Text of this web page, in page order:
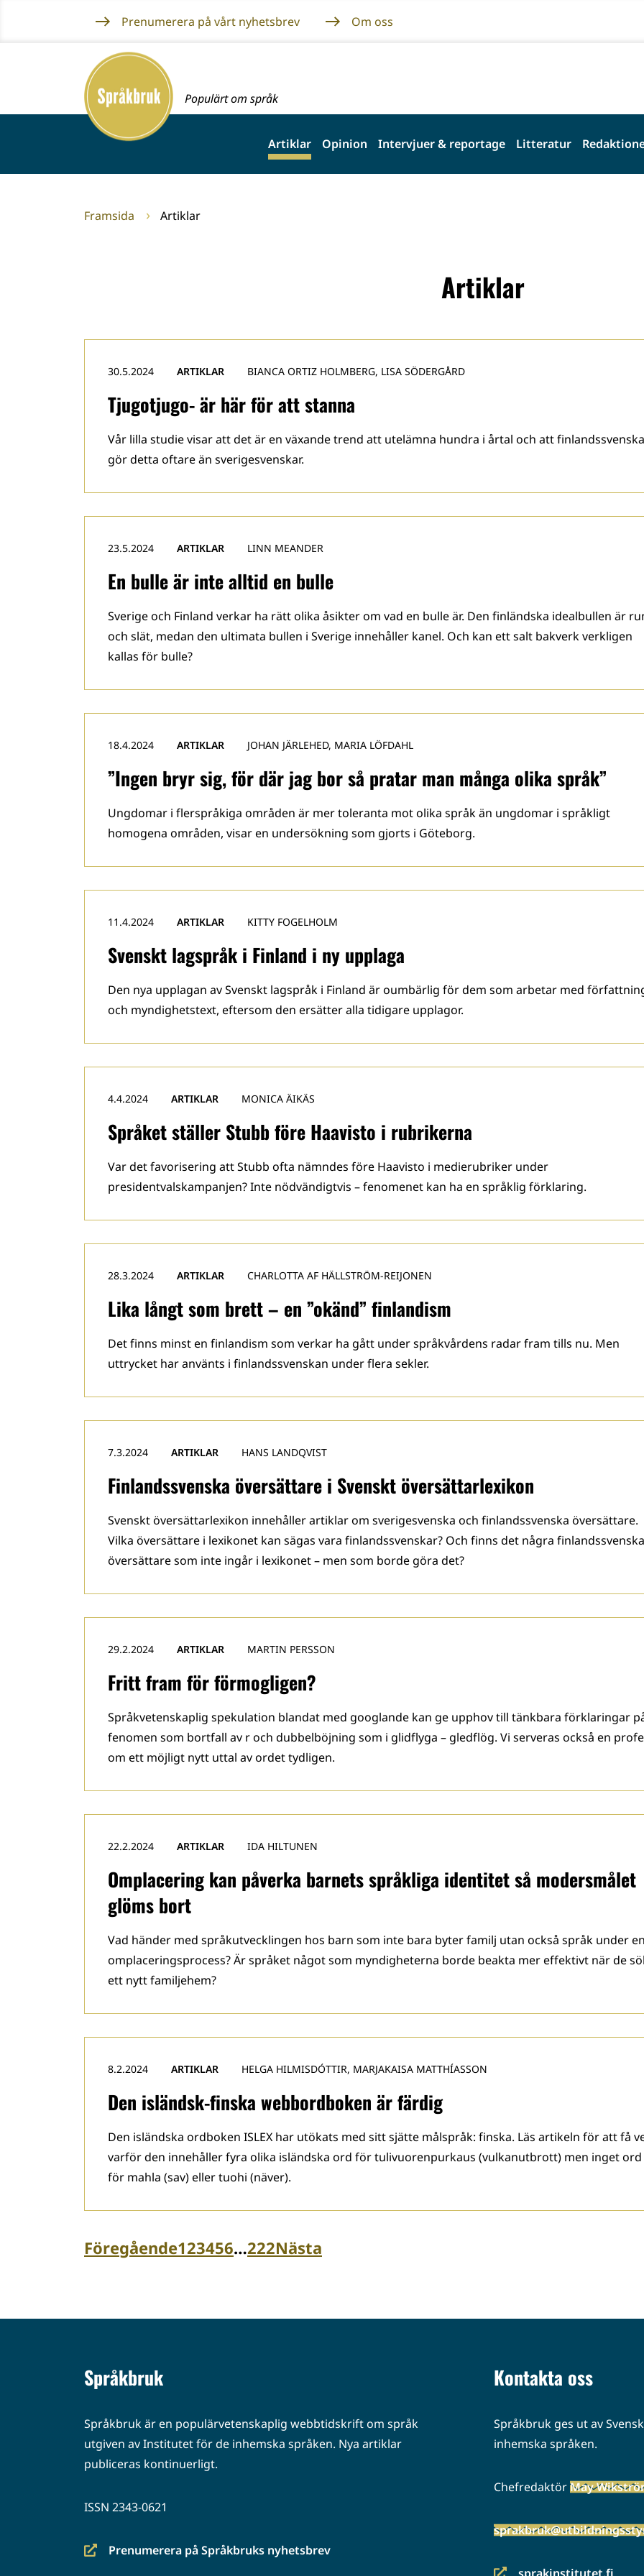
innehållet
Prenumerera på vårt nyhetsbrev Om oss
Framsida
Populärt om språk
Artiklar Opinion Intervjuer & reportage Litteratur
Framsida Artiklar
Artiklar
Tjugotjugo- är här för att stanna
30.5.2024 ARTIKLAR BIANCA ORTIZ HOLMBERG, LISA SÖDERGÅRD
Vår lilla studie visar att det är en växande trend att utelämna hundra i årtal och att
gör detta oftare än sverigesvenskar.
En bulle är inte alltid en bulle
23.5.2024 ARTIKLAR LINN MEANDER
Sverige och Finland verkar ha rätt olika åsikter om vad en bulle är. Den finländska idealbullen är
och slät, medan den ultimata bullen i Sverige innehåller kanel. Och kan ett salt bakverk verkligen
kallas för bulle?
”Ingen bryr sig, för där jag bor så pratar man många olika språk”
18.4.2024 ARTIKLAR JOHAN JÄRLEHED, MARIA LÖFDAHL
Ungdomar i flerspråkiga områden är mer toleranta mot olika språk än ungdomar i språkligt
homogena områden, visar en undersökning som gjorts i Göteborg.
Svenskt lagspråk i Finland i ny upplaga
11.4.2024 ARTIKLAR KITTY FOGELHOLM
Den nya upplagan av Svenskt lagspråk i Finland är oumbärlig för dem som arbetar med
och myndighetstext, eftersom den ersätter alla tidigare upplagor.
Språket ställer Stubb före Haavisto i rubrikerna
4.4.2024 ARTIKLAR MONICA ÄIKÄS
Var det favorisering att Stubb ofta nämndes före Haavisto i medierubriker under
presidentvalskampanjen? Inte nödvändigtvis – fenomenet kan ha en språklig förklaring.
Lika långt som brett – en ”okänd” finlandism
28.3.2024 ARTIKLAR CHARLOTTA AF HÄLLSTRÖM-REIJONEN
Det finns minst en finlandism som verkar ha gått under språkvårdens radar fram tills nu. Men
uttrycket har använts i finlandssvenskan under flera sekler.
Finlandssvenska översättare i Svenskt översättarlexikon
7.3.2024 ARTIKLAR HANS LANDQVIST
Svenskt översättarlexikon innehåller artiklar om sverigesvenska och finlandssvenska översättare.
Vilka översättare i lexikonet kan sägas vara finlandssvenskar? Och finns det några finlandssvenska
översättare som inte ingår i lexikonet – men som borde göra det?
Fritt fram för förmogligen?
29.2.2024 ARTIKLAR MARTIN PERSSON
Språkvetenskaplig spekulation blandat med googlande kan ge upphov till tänkbara förklaringar
fenomen som bortfall av r och dubbelböjning som i glidflyga – gledflög. Vi serveras också en
om ett möjligt nytt uttal av ordet tydligen.
Omplacering kan påverka barnets språkliga identitet så modersmålet
glöms bort
22.2.2024 ARTIKLAR IDA HILTUNEN
Vad händer med språkutvecklingen hos barn som inte bara byter familj utan också språk under
omplaceringsprocess? Är språket något som myndigheterna borde beakta mer effektivt när de
ett nytt familjehem?
Den isländsk-finska webbordboken är färdig
8.2.2024 ARTIKLAR HELGA HILMISDÓTTIR, MARJAKAISA MATTHÍASSON
Den isländska ordboken ISLEX har utökats med sitt sjätte målspråk: finska. Läs artikeln för att få
varför den innehåller fyra olika isländska ord för tulivuorenpurkaus (vulkanutbrott) men inget ord
för mahla (sav) eller tuohi (näver).
Föregående123456…222Nästa
Språkbruk
Språkbruk är en populärvetenskaplig webbtidskrift om språk
utgiven av Institutet för de inhemska språken. Nya artiklar
publiceras kontinuerligt.
ISSN 2343-0621
Prenumerera på Språkbruks nyhetsbrev
(siirryt
Kontakta oss
Språkbruk ges ut av
inhemska språken.
ChefredaktörMay